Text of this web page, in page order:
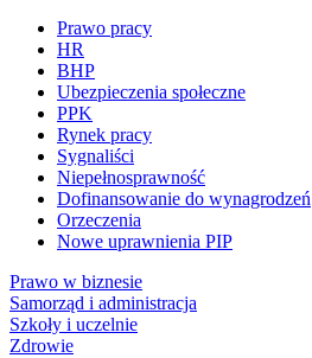
Prawo pracy
HR
BHP
Ubezpieczenia społeczne
PPK
Rynek pracy
Sygnaliści
Niepełnosprawność
Dofinansowanie do wynagrodzeń
Orzeczenia
Nowe uprawnienia PIP
Prawo w biznesie
Samorząd i administracja
Szkoły i uczelnie
Zdrowie